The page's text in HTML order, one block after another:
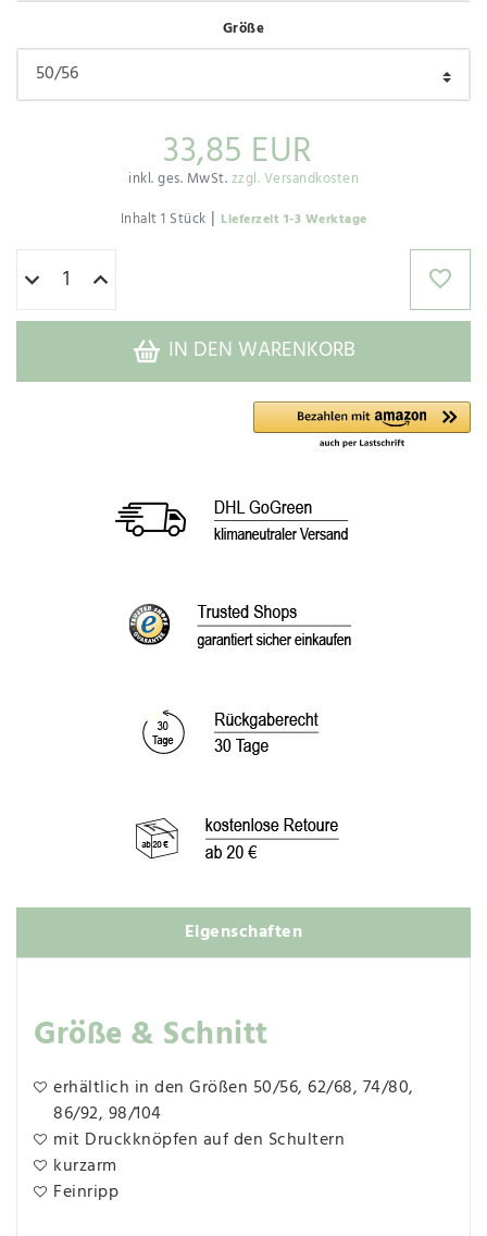
Größe
33,85 EUR
inkl. ges. MwSt.zzgl. Versandkosten
Inhalt1 Stück | Lieferzeit 1-3 Werktage
IN DEN WARENKORB
Eigenschaften
Größe & Schnitt
erhältlich in den Größen 50/56, 62/68, 74/80,
86/92, 98/104
mit Druckknöpfen auf den Schultern
kurzarm
Feinripp